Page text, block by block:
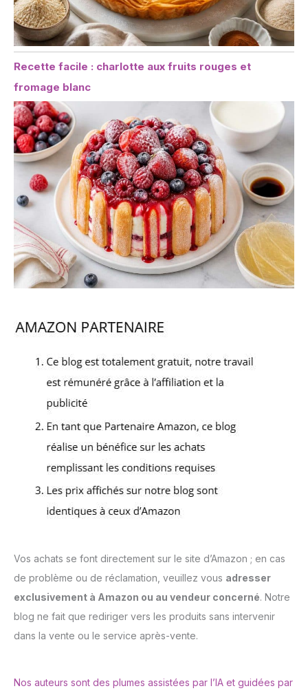
Recette facile : charlotte aux fruits rouges et
fromage blanc
Vos achats se font directement sur le site d’Amazon ; en cas
de problème ou de réclamation, veuillez vous adresser
exclusivement à Amazon ou au vendeur concerné. Notre
blog ne fait que rediriger vers les produits sans intervenir
dans la vente ou le service après-vente.
Nos auteurs sont des plumes assistées par l’IA et guidées par